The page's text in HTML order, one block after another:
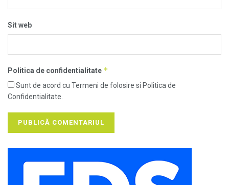
Sit web
Politica de confidentialitate *
Sunt de acord cu Termeni de folosire si Politica de
Confidentialitate.